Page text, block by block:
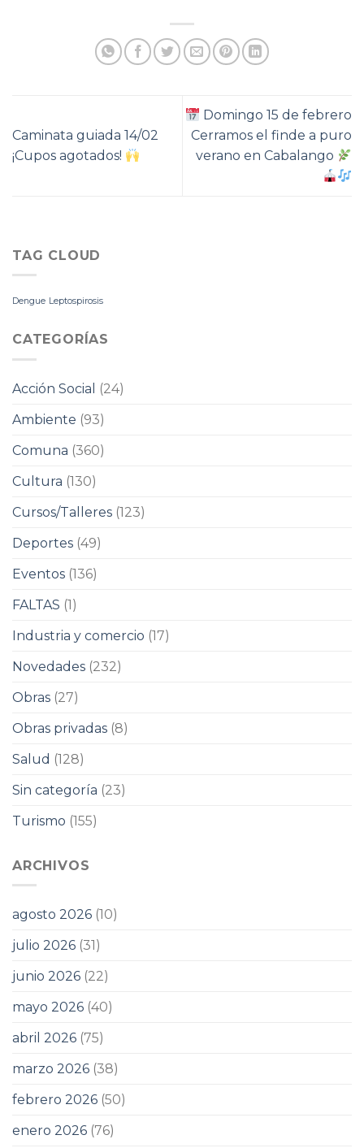
Caminata guiada 14/02
¡Cupos agotados!
Domingo 15 de febrero
Cerramos el finde a puro
verano en Cabalango
TAG CLOUD
Dengue Leptospirosis
CATEGORÍAS
Acción Social
(24)
Ambiente (93)
Comuna (360)
Cultura (130)
Cursos/Talleres (123)
Deportes (49)
Eventos (136)
FALTAS (1)
Industria y comercio (17)
Novedades (232)
Obras (27)
Obras privadas (8)
Salud (128)
Sin categoría (23)
Turismo (155)
ARCHIVOS
agosto 2026 (10)
julio 2026 (31)
junio 2026 (22)
mayo 2026 (40)
abril 2026 (75)
marzo 2026 (38)
febrero 2026 (50)
enero 2026 (76)